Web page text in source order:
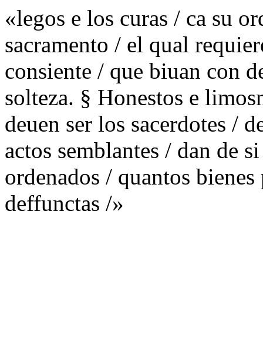
«legos e los curas / ca su
sacramento / el qual
consiente / que biuan con
solteza. § Honestos e
deuen ser los sacerdotes /
actos semblantes / dan de
ordenados / quantos
deffunctas /»